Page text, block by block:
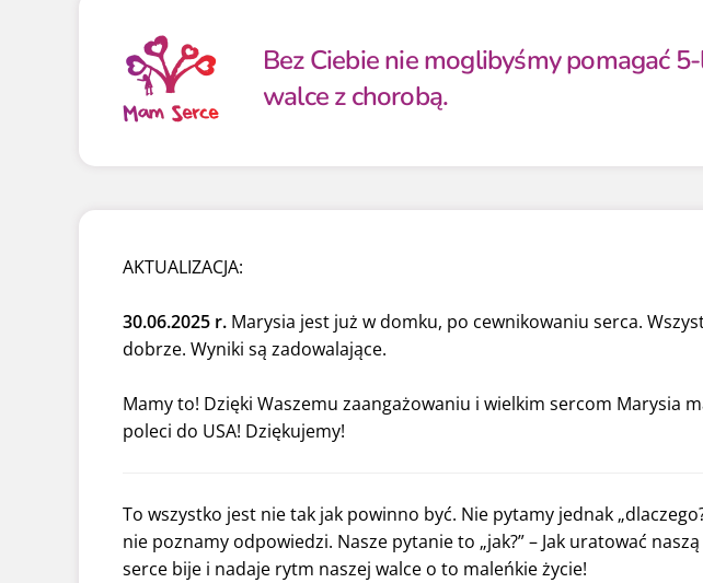
Bez Ciebie nie moglibyśmy pomagać
walce z chorobą.
AKTUALIZACJA:
30.06.2025 r. Marysia jest już w domku, po cewnikowaniu serca.
dobrze. Wyniki są zadowalające.
Mamy to! Dzięki Waszemu zaangażowaniu i wielkim sercom Marysia
poleci do USA! Dziękujemy!
To wszystko jest nie tak jak powinno być. Nie pytamy jednak
nie poznamy odpowiedzi. Nasze pytanie to „jak?” – Jak uratować
serce bije i nadaje rytm naszej walce o to maleńkie życie!